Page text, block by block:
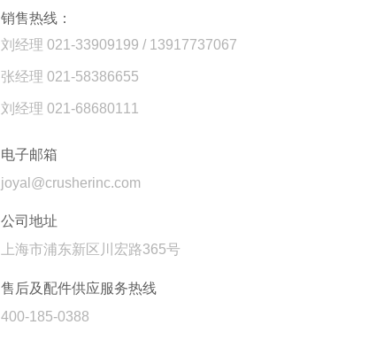
销售热线：
刘经理 021-33909199 / 13917737067
张经理 021-58386655
刘经理 021-68680111
电子邮箱
joyal@crusherinc.com
公司地址
上海市浦东新区川宏路365号
售后及配件供应服务热线
400-185-0388